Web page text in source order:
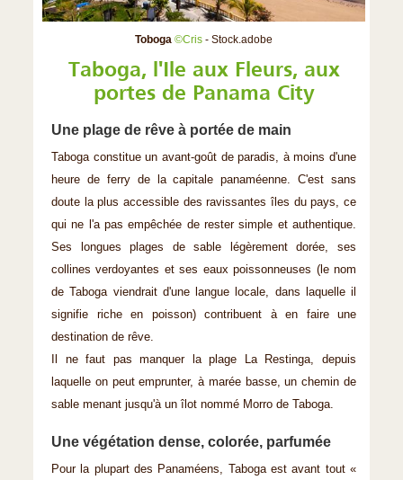
Toboga ©Cris - Stock.adobe
Taboga, l'Ile aux Fleurs, aux
portes de Panama City
Une plage de rêve à portée de main
Taboga constitue un avant-goût de paradis, à moins d'une
heure de ferry de la capitale panaméenne. C'est sans
doute la plus accessible des ravissantes îles du pays, ce
qui ne l'a pas empêchée de rester simple et authentique.
Ses longues plages de sable légèrement dorée, ses
collines verdoyantes et ses eaux poissonneuses (le nom
de Taboga viendrait d'une langue locale, dans laquelle il
signifie riche en poisson) contribuent à en faire une
destination de rêve.
Il ne faut pas manquer la plage La Restinga, depuis
laquelle on peut emprunter, à marée basse, un chemin de
sable menant jusqu'à un îlot nommé Morro de Taboga.
Une végétation dense, colorée, parfumée
Pour la plupart des Panaméens, Taboga est avant tout «